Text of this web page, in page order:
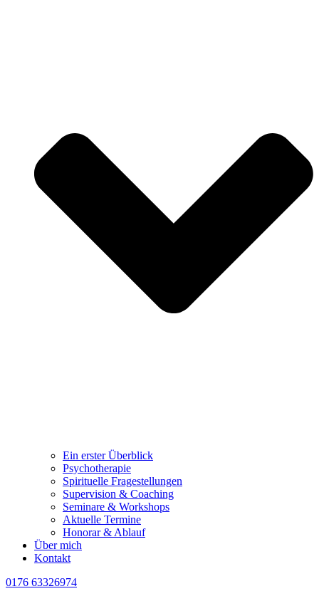
Ein erster Überblick
Psychotherapie
Spirituelle Fragestellungen
Supervision & Coaching
Seminare & Workshops
Aktuelle Termine
Honorar & Ablauf
Über mich
Kontakt
0176 63326974